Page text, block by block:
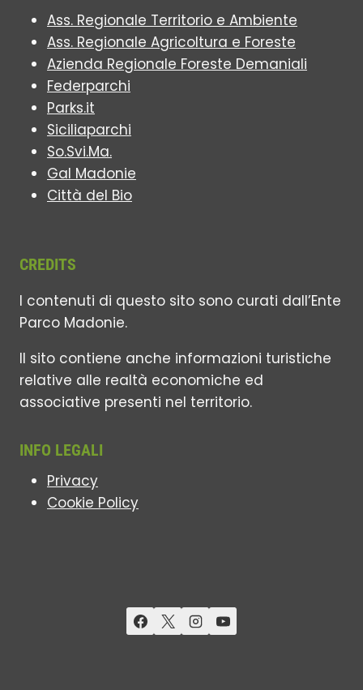
Ass. Regionale Territorio e Ambiente
Ass. Regionale Agricoltura e Foreste
Azienda Regionale Foreste Demaniali
Federparchi
Parks.it
Siciliaparchi
So.Svi.Ma.
Gal Madonie
Città del Bio
CREDITS
I contenuti di questo sito sono curati dall’Ente
Parco Madonie.
Il sito contiene anche informazioni turistiche
relative alle realtà economiche ed
associative presenti nel territorio.
INFO LEGALI
Privacy
Cookie Policy